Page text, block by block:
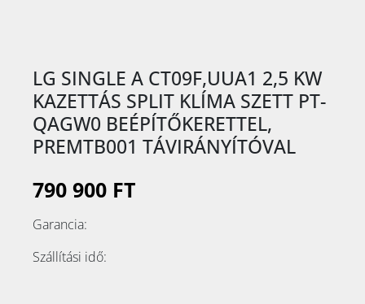
LG SINGLE A CT09F,UUA1 2,5 KW
KAZETTÁS SPLIT KLÍMA SZETT PT-
QAGW0 BEÉPÍTŐKERETTEL,
PREMTB001 TÁVIRÁNYÍTÓVAL
790 900 FT
Garancia:
Szállítási idő: